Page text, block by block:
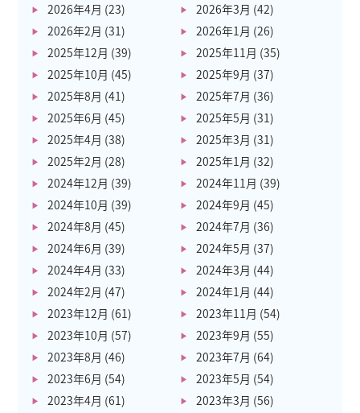
2026年4月 (23) 2026年3月 (42)
2026年2月 (31) 2026年1月 (26)
2025年12月 (39) 2025年11月 (35)
2025年10月 (45) 2025年9月 (37)
2025年8月 (41) 2025年7月 (36)
2025年6月 (45) 2025年5月 (31)
2025年4月 (38) 2025年3月 (31)
2025年2月 (28) 2025年1月 (32)
2024年12月 (39) 2024年11月 (39)
2024年10月 (39) 2024年9月 (45)
2024年8月 (45) 2024年7月 (36)
2024年6月 (39) 2024年5月 (37)
2024年4月 (33) 2024年3月 (44)
2024年2月 (47) 2024年1月 (44)
2023年12月 (61) 2023年11月 (54)
2023年10月 (57) 2023年9月 (55)
2023年8月 (46) 2023年7月 (64)
2023年6月 (54) 2023年5月 (54)
2023年4月 (61) 2023年3月 (56)